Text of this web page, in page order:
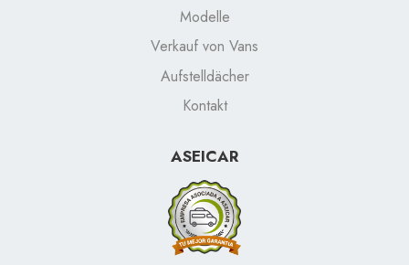
Modelle
Verkauf von Vans
Aufstelldächer
Kontakt
ASEICAR